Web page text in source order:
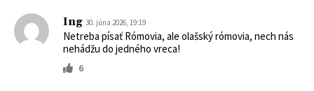
Ing 30. júna 2026, 19:19
Netreba písať Rómovia, ale olašský rómovia, nech nás
nehádžu do jedného vreca!
6